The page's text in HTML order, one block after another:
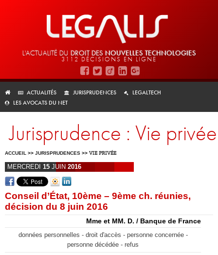
L'ACTUALITÉ DU DROIT DES NOUVELLES TECHNOLOGIES
3112 DÉCISIONS EN LIGNE
ACTUALITÉS JURISPRUDENCES
LEGALTECH
LES AVOCATS DU NET
Jurisprudence : Vie privée
ACCUEIL >> JURISPRUDENCES >> VIE PRIVÉE
MERCREDI 15 JUIN 2016
Conseil d’État, 10ème – 9ème ch. réunies,
décision du 8 juin 2016
Mme et MM. D. / Banque de France
données personnelles - droit d'accès - personne concernée -
personne décédée - refus